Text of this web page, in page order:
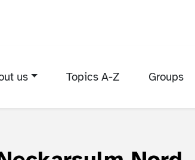
us Topics A-Z Groups